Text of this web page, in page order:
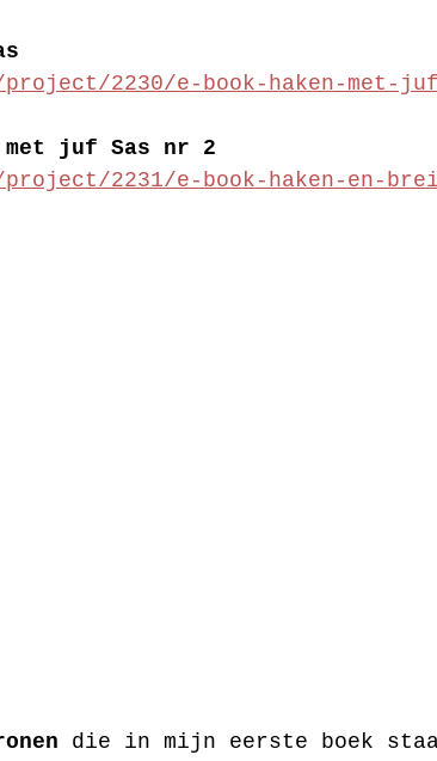
2230/e-book-haken-met-
met juf Sas nr 2
2231/e-book-haken-en-
die in mijn eerste boek